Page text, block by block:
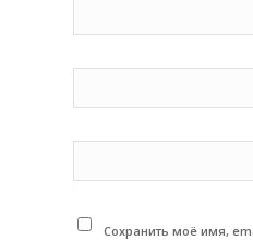
Сохранить моё имя,